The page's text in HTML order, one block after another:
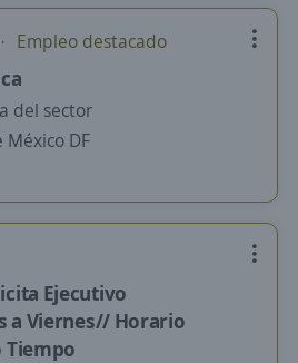
Empleo destacado
del sector
México DF
Ejecutivo
a Viernes// Horario
Tiempo